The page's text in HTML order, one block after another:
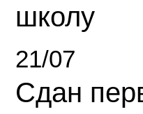
школу
21/07
Сдан